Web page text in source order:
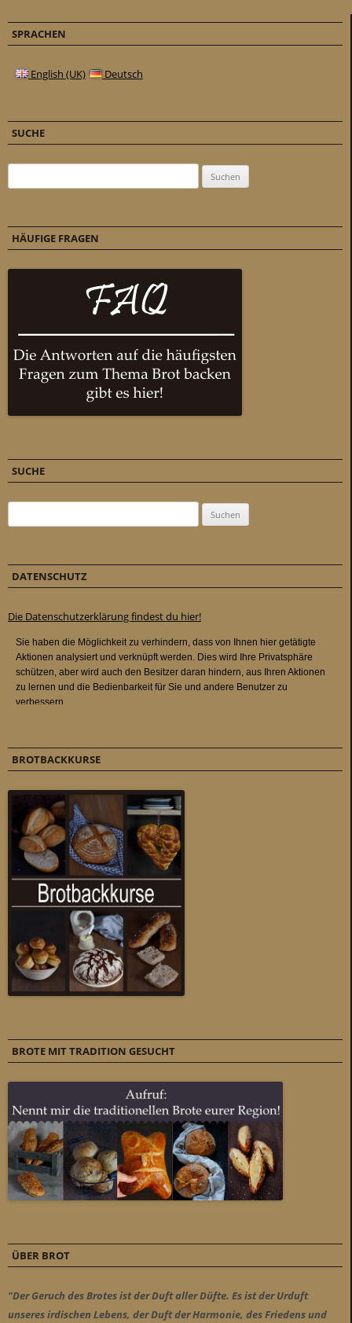
SPRACHEN
English (UK) Deutsch
SUCHE
HÄUFIGE FRAGEN
SUCHE
DATENSCHUTZ
Die Datenschutzerklärung findest du hier!
BROTBACKKURSE
BROTE MIT TRADITION GESUCHT
ÜBER BROT
"Der Geruch des Brotes ist der Duft aller Düfte. Es ist der Urduft
unseres irdischen Lebens, der Duft der Harmonie, des Friedens und